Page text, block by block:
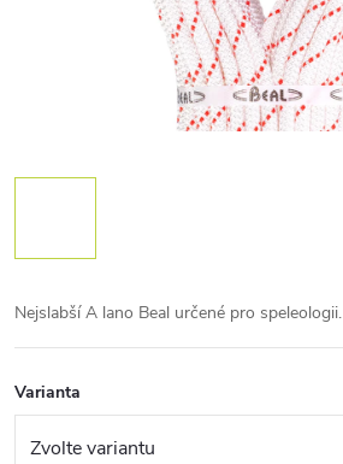
Nejslabší A lano Beal určené pro speleologii.
Varianta